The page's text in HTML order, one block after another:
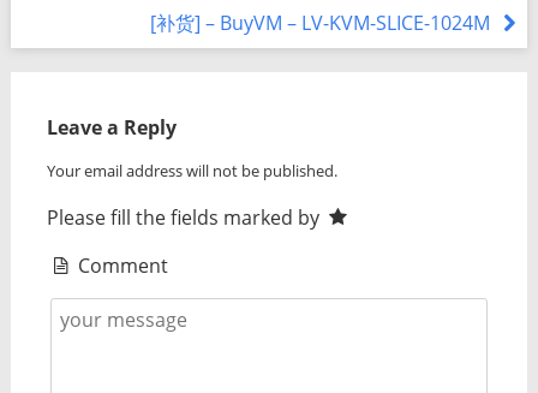
[补货] – BuyVM – LV-KVM-SLICE-1024M
Leave a Reply
Your email address will not be published.
Please fill the fields marked by
Comment